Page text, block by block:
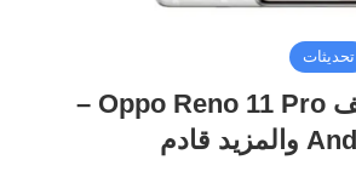
تحديثات
آخر تحديث لهاتف Oppo Reno 11 Pro –